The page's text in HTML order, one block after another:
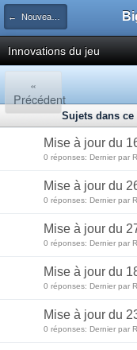
← Nouveautés officielles du Big Bang Empire
Innovations du jeu
«
Précédent
Sujets dans ce
Mise à jour du
0 réponses: Dernier par
Mise à jour du
0 réponses: Dernier par
Mise à jour du
0 réponses: Dernier par
Mise à jour du
0 réponses: Dernier par
Mise à jour du
0 réponses: Dernier par